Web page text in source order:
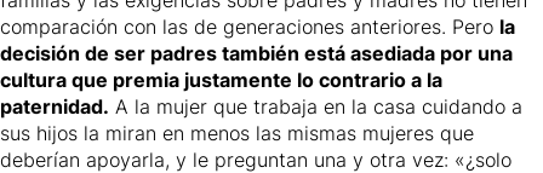
comparación con las de generaciones anteriores. Pero la
decisión de ser padres también está asediada por una
cultura que premia justamente lo contrario a la
paternidad. A la mujer que trabaja en la casa cuidando a
sus hijos la miran en menos las mismas mujeres que
deberían apoyarla, y le preguntan una y otra vez: «¿solo